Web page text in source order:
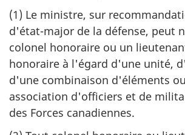
(1) Le ministre, sur
d'état-major de la défense, peut
colonel honoraire ou un
honoraire à l'égard d'une unité,
d'une combinaison d'éléments
association d'officiers et de
des Forces canadiennes.